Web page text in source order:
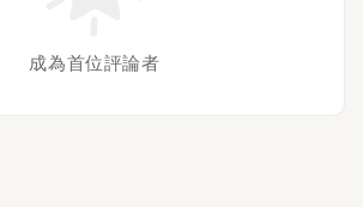
成為首位評論者